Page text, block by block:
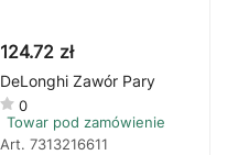
124.72 zł
DeLonghi Zawór Pary
0
Towar pod zamówienie
Art. 7313216611